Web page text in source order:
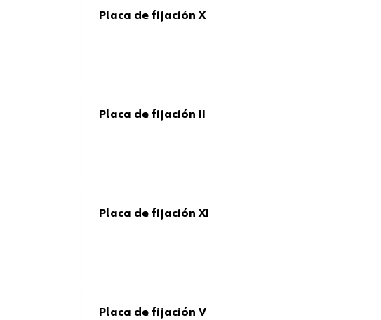
Placa de fijación X
Placa de fijación II
Placa de fijación XI
Placa de fijación V